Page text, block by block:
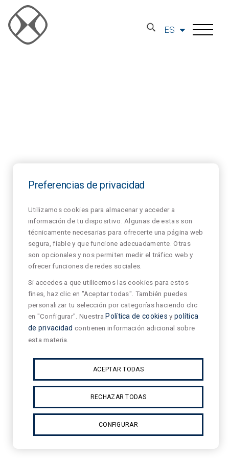
ES
Preferencias de privacidad
Utilizamos cookies para almacenar y acceder a
información de tu dispositivo. Algunas de estas son
técnicamente necesarias para ofrecerte una página web
segura, fiable y que funcione adecuadamente. Otras
son opcionales y nos permiten medir el tráfico web y
ofrecer funciones de redes sociales.
Si accedes a que utilicemos las cookies para estos
fines, haz clic en "Aceptar todas". También puedes
personalizar tu selección por categorías haciendo clic
en "Configurar". Nuestra Política de cookies y política
de privacidad contienen información adicional sobre
esta materia.
ACEPTAR TODAS
RECHAZAR TODAS
CONFIGURAR